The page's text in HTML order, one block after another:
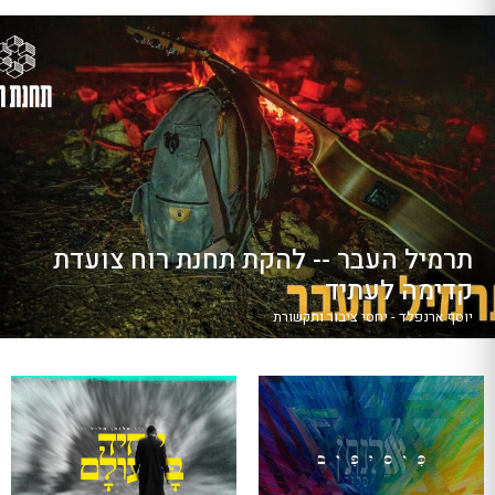
תרמיל העבר -- להקת תחנת רוח צועדת
קדימה לעתיד
יוסף ארנפלד - יחסי ציבור ותקשורת